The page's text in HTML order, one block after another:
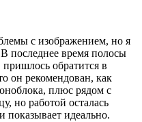
с изображением, но я
последнее время полосы
обратится в
он рекомендован, как
плюс рядом с
но работой осталась
показывает идеально.